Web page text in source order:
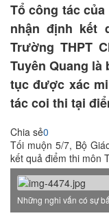
Tổ công tác
nhận định kết
Trường THPT
Tuyên Quang
tục được xác
tác coi thi tại
Chia sẻ0
Tối muộn 5/7, Bộ
kết quả điểm thi môn
Những nghi vấn có sự